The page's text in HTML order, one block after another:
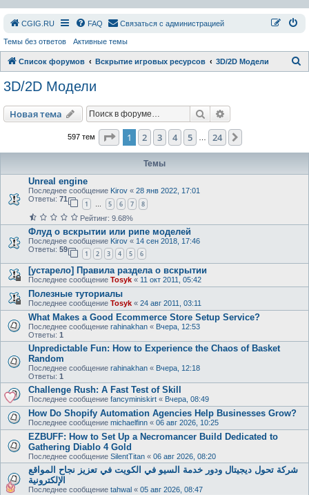
СGIG.RU FAQ Связаться с администрацией
Темы без ответов Активные темы
Список форумов Вскрытие игровых ресурсов 3D/2D Модели
3D/2D Модели
Новая тема Поиск
597 тем Страница из 24
1 2 3 4 5 24
Темы
Unreal engine
Последнее сообщение Kirov « 28 янв 2022, 17:01
Ответы: 71
1 … 5 6 7 8
Рейтинг: 9.68%
Флуд о вскрытии или рипе моделей
Последнее сообщение Kirov « 14 сен 2018, 17:46
Ответы: 59
1 2 3 4 5 6
[устарело] Правила раздела о вскрытии
Последнее сообщение Tosyk « 11 окт 2011, 05:42
Полезные туториалы
Последнее сообщение Tosyk « 24 авг 2011, 03:11
What Makes a Good Ecommerce Store Setup Service?
Последнее сообщение rahinakhan « Вчера, 12:53
Ответы: 1
Unpredictable Fun: How to Experience the Chaos of Basket
Random
Последнее сообщение rahinakhan « Вчера, 12:18
Ответы: 1
Challenge Rush: A Fast Test of Skill
Последнее сообщение fancyminiskirt « Вчера, 08:49
How Do Shopify Automation Agencies Help Businesses Grow?
Последнее сообщение michaelfinn « 06 авг 2026, 10:25
EZBUFF: How to Set Up a Necromancer Build Dedicated to
Gathering Diablo 4 Gold
Последнее сообщение SilentTitan « 06 авг 2026, 08:20
شركة تحول ديجيتال ودور خدمة السيو في الكويت في تعزيز نجاح المواقع
الإلكترونية
Последнее сообщение tahwal « 05 авг 2026, 08:47